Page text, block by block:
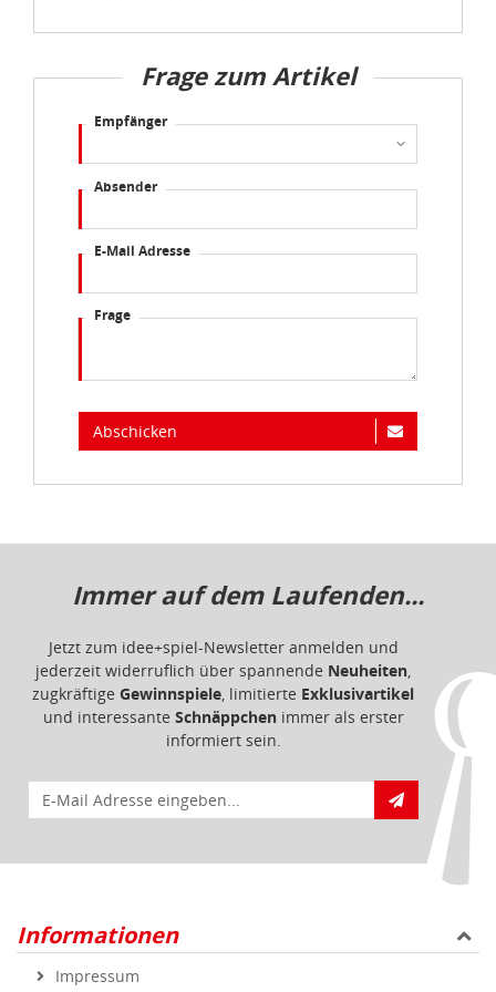
auf Ihrem Bildschirm anpassen und damit widerrufen.
DatenschutzbestimmungenundImpressum
Frage zum Artikel
Empfänger
Absender
E-Mail Adresse
Frage
Abschicken
Immer auf dem Laufenden...
Jetzt zum idee+spiel-Newsletter anmelden und
jederzeit widerruflich über spannende Neuheiten,
zugkräftige Gewinnspiele, limitierte Exklusivartikel
und interessante Schnäppchenimmer als erster
informiert sein.
E-Mail für Newsletteranmeldung
Informationen
Impressum